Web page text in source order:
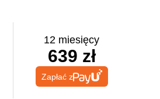
12 miesięcy
639 zł
Zapłać z